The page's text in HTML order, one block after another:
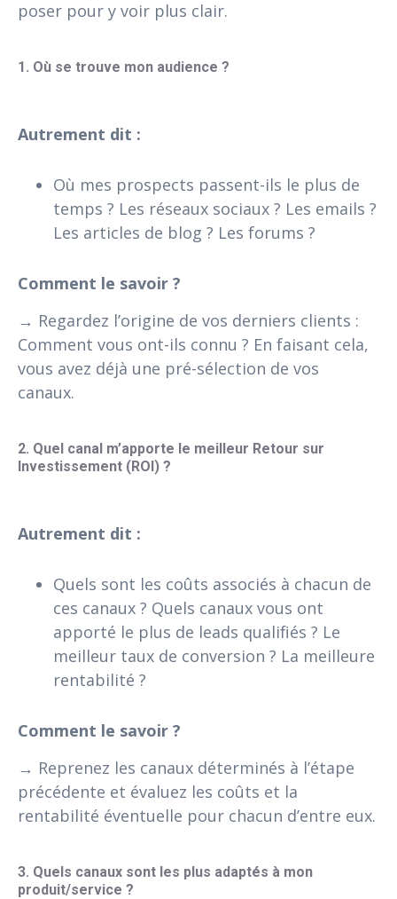
poser pour y voir plus clair.
1. Où se trouve mon audience ?
Autrement dit :
Où mes prospects passent-ils le plus de
temps ? Les réseaux sociaux ? Les emails ?
Les articles de blog ? Les forums ?
Comment le savoir ?
→ Regardez l’origine de vos derniers clients :
Comment vous ont-ils connu ? En faisant cela,
vous avez déjà une pré-sélection de vos
canaux.
2. Quel canal m’apporte le meilleur Retour sur
Investissement (ROI) ?
Autrement dit :
Quels sont les coûts associés à chacun de
ces canaux ? Quels canaux vous ont
apporté le plus de leads qualifiés ? Le
meilleur taux de conversion ? La meilleure
rentabilité ?
Comment le savoir ?
→ Reprenez les canaux déterminés à l’étape
précédente et évaluez les coûts et la
rentabilité éventuelle pour chacun d’entre eux.
3. Quels canaux sont les plus adaptés à mon
produit/service ?